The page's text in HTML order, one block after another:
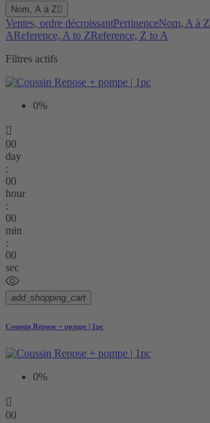
Nom, A à Z
Ventes, ordre décroissantPertinenceNom, A à Z
AReference, A to ZReference, Z to A
Filtres actifs
0%

00
day
:
00
hour
:
00
min
:
00
sec
add_shopping_cart
Coussin Repose + pompe | 1pc
0%

00